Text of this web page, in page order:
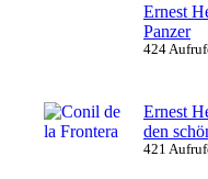
Ernest
Panzer
424
Ernest
den
421